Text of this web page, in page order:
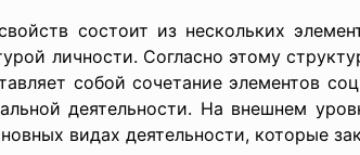
состоит из нескольких
личности. Согласно этому
собой сочетание элементов
деятельности. На внешнем
видах деятельности, которые